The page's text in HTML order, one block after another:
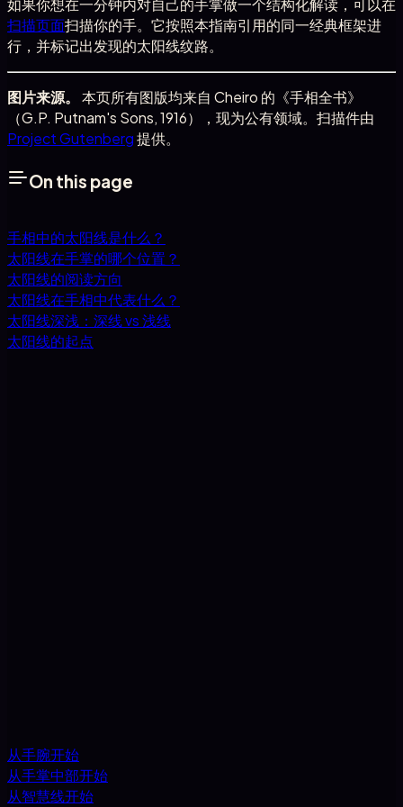
如果你想在一分钟内对自己的手掌做一个结构化解读，可以在
扫描页面扫描你的手。它按照本指南引用的同一经典框架进
行，并标记出发现的太阳线纹路。
图片来源。
本页所有图版均来自 Cheiro 的《手相全书》
（G.P. Putnam's Sons, 1916），现为公有领域。扫描件由
Project Gutenberg提供。
On this page
手相中的太阳线是什么？
太阳线在手掌的哪个位置？
太阳线的阅读方向
太阳线在手相中代表什么？
太阳线深浅：深线 vs 浅线
太阳线的起点
从手腕开始
从手掌中部开始
从智慧线开始